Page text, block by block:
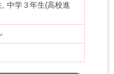
中学３年生(高校進